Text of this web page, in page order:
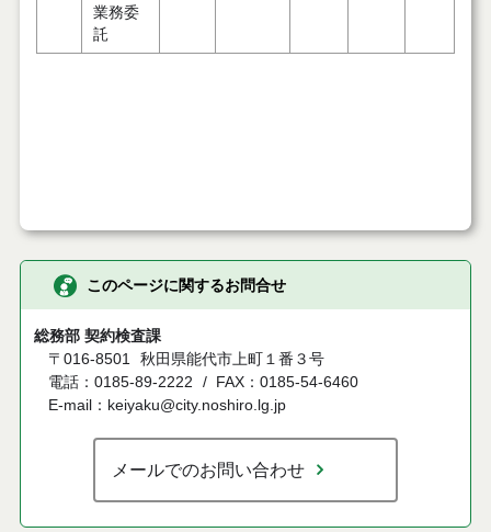
業務委
託
このページに関するお問合せ
総務部 契約検査課
〒016-8501 秋田県能代市上町１番３号
電話：0185-89-2222
FAX：0185-54-6460
E-mail：keiyaku@city.noshiro.lg.jp
メールでのお問い合わせ